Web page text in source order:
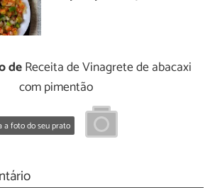
deReceita de Vinagrete de abacaxi
com pimentão
a foto do seu prato